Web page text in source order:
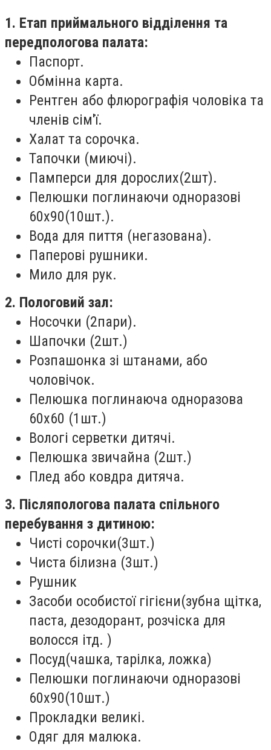
1. Етап приймального відділення та
передпологова палата:
Паспорт.
Обмінна карта.
Рентген або флюрографія чоловіка та
членів сім'ї.
Халат та сорочка.
Тапочки (миючі).
Памперси для дорослих(2шт).
Пелюшки поглинаючи одноразові
60х90(10шт.).
Вода для пиття (негазована).
Паперові рушники.
Мило для рук.
2. Пологовий зал:
Носочки (2пари).
Шапочки (2шт.)
Розпашонка зі штанами, або
чоловічок.
Пелюшка поглинаюча одноразова
60х60 (1шт.)
Вологі серветки дитячі.
Пелюшка звичайна (2шт.)
Плед або ковдра дитяча.
3. Післяпологова палата спільного
перебування з дитиною:
Чисті сорочки(3шт.)
Чиста білизна (3шт.)
Рушник
Засоби особистої гігієни(зубна щітка,
паста, дезодорант, розчіска для
волосся ітд. )
Посуд(чашка, тарілка, ложка)
Пелюшки поглинаючи одноразові
60х90(10шт.)
Прокладки великі.
Одяг для малюка.